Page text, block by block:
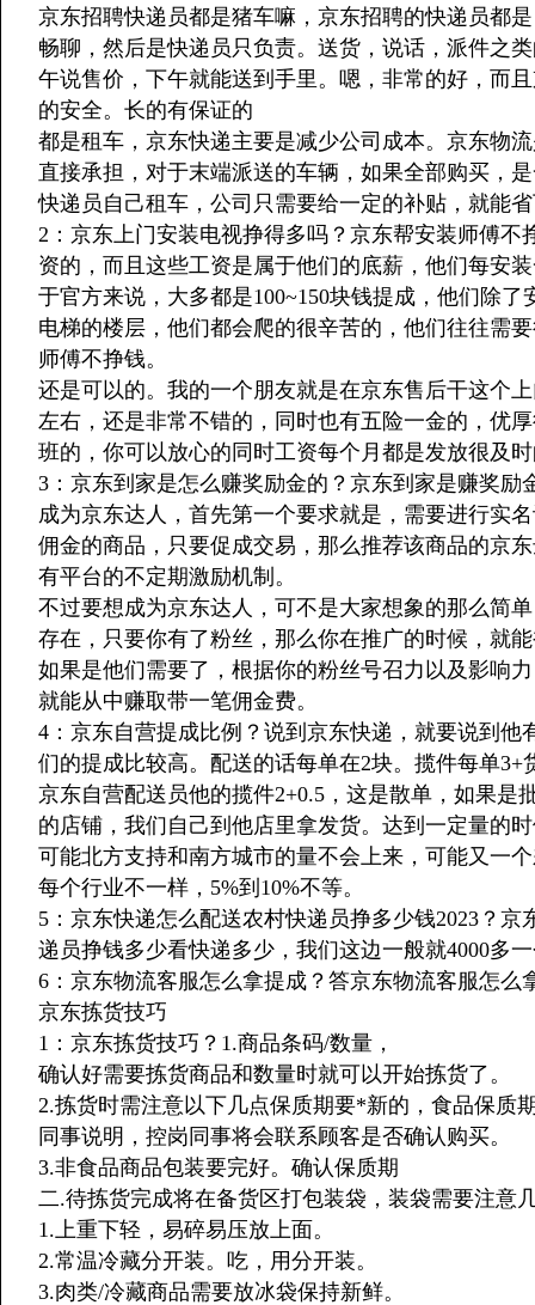
京东招聘快递员都是猪车嘛，京东招聘的快递员都
畅聊，然后是快递员只负责。送货，说话，派件之
午说售价，下午就能送到手里。嗯，非常的好，而
的安全。长的有保证的
都是租车，京东快递主要是减少公司成本。京东物
直接承担，对于末端派送的车辆，如果全部购买，
快递员自己租车，公司只需要给一定的补贴，就能
2：京东上门安装电视挣得多吗？京东帮安装师傅
资的，而且这些工资是属于他们的底薪，他们每安
于官方来说，大多都是100~150块钱提成，他们除
电梯的楼层，他们都会爬的很辛苦的，他们往往需
师傅不挣钱。
还是可以的。我的一个朋友就是在京东售后干这个
左右，还是非常不错的，同时也有五险一金的，优
班的，你可以放心的同时工资每个月都是发放很及
3：京东到家是怎么赚奖励金的？京东到家是赚奖励
成为京东达人，首先第一个要求就是，需要进行实
佣金的商品，只要促成交易，那么推荐该商品的京
有平台的不定期激励机制。
不过要想成为京东达人，可不是大家想象的那么简
存在，只要你有了粉丝，那么你在推广的时候，就
如果是他们需要了，根据你的粉丝号召力以及影响
就能从中赚取带一笔佣金费。
4：京东自营提成比例？说到京东快递，就要说到
们的提成比较高。配送的话每单在2块。揽件每单3+
京东自营配送员他的揽件2+0.5，这是散单，如果是
的店铺，我们自己到他店里拿发货。达到一定量的
可能北方支持和南方城市的量不会上来，可能又一
每个行业不一样，5%到10%不等。
5：京东快递怎么配送农村快递员挣多少钱2023？
递员挣钱多少看快递多少，我们这边一般就4000多
6：京东物流客服怎么拿提成？答京东物流客服怎
京东拣货技巧
1：京东拣货技巧？1.商品条码/数量，
确认好需要拣货商品和数量时就可以开始拣货了。
2.拣货时需注意以下几点保质期要*新的，食品保质
同事说明，控岗同事将会联系顾客是否确认购买。
3.非食品商品包装要完好。确认保质期
二.待拣货完成将在备货区打包装袋，装袋需要注意
1.上重下轻，易碎易压放上面。
2.常温冷藏分开装。吃，用分开装。
3.肉类/冷藏商品需要放冰袋保持新鲜。